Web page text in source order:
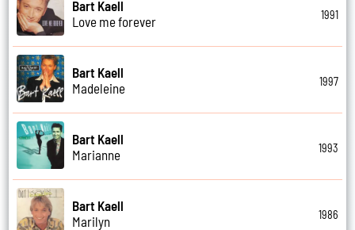
Bart Kaell
Love me forever
1991
Bart Kaell
Madeleine
1997
Bart Kaell
Marianne
1993
Bart Kaell
Marilyn
1986